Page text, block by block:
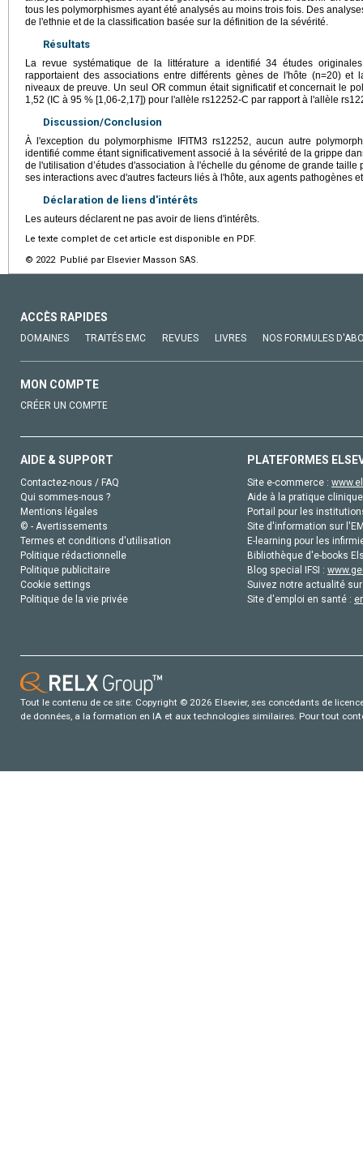
tous les polymorphismes ayant été analysés au moins trois fois. Des
de l'ethnie et de la classification basée sur la définition de la sévérité.
Résultats
La revue systématique de la littérature a identifié 34 études
rapportaient des associations entre différents gènes de l'hôte (n=20) et
niveaux de preuve. Un seul OR commun était significatif et concernait le
1,52 (IC à 95 % [1,06-2,17]) pour l'allèle rs12252-C par rapport à l'allèle
Discussion/Conclusion
À l'exception du polymorphisme IFITM3 rs12252, aucun autre
identifié comme étant significativement associé à la sévérité de la grippe
de l'utilisation d’études d'association à l'échelle du génome de grande
ses interactions avec d'autres facteurs liés à l'hôte, aux agents pathogènes
Déclaration de liens d'intérêts
Les auteurs déclarent ne pas avoir de liens d'intérêts.
Le texte complet de cet article est disponible en PDF.
© 2022 Publié par Elsevier Masson SAS.
ACCÈS RAPIDES
DOMAINES TRAITÉS EMC REVUES LIVRES NOS FORMULES
MON COMPTE
CRÉER UN COMPTE
AIDE & SUPPORT
Contactez-nous / FAQ
Qui sommes-nous ?
Mentions légales
© - Avertissements
Termes et conditions d'utilisation
Politique rédactionnelle
Politique publicitaire
Cookie settings
Politique de la vie privée
PLATEFORMES
Site e-commerce :
Aide à la pratique
Portail pour les
Site d'information sur
E-learning pour les
Bibliothèque d'e-books
Blog special IFSI :
Suivez notre actualité
Site d'emploi en santé :
Tout le contenu de ce site: Copyright © 2026 Elsevier, ses concédants de
de données, a la formation en IA et aux technologies similaires. Pour tout